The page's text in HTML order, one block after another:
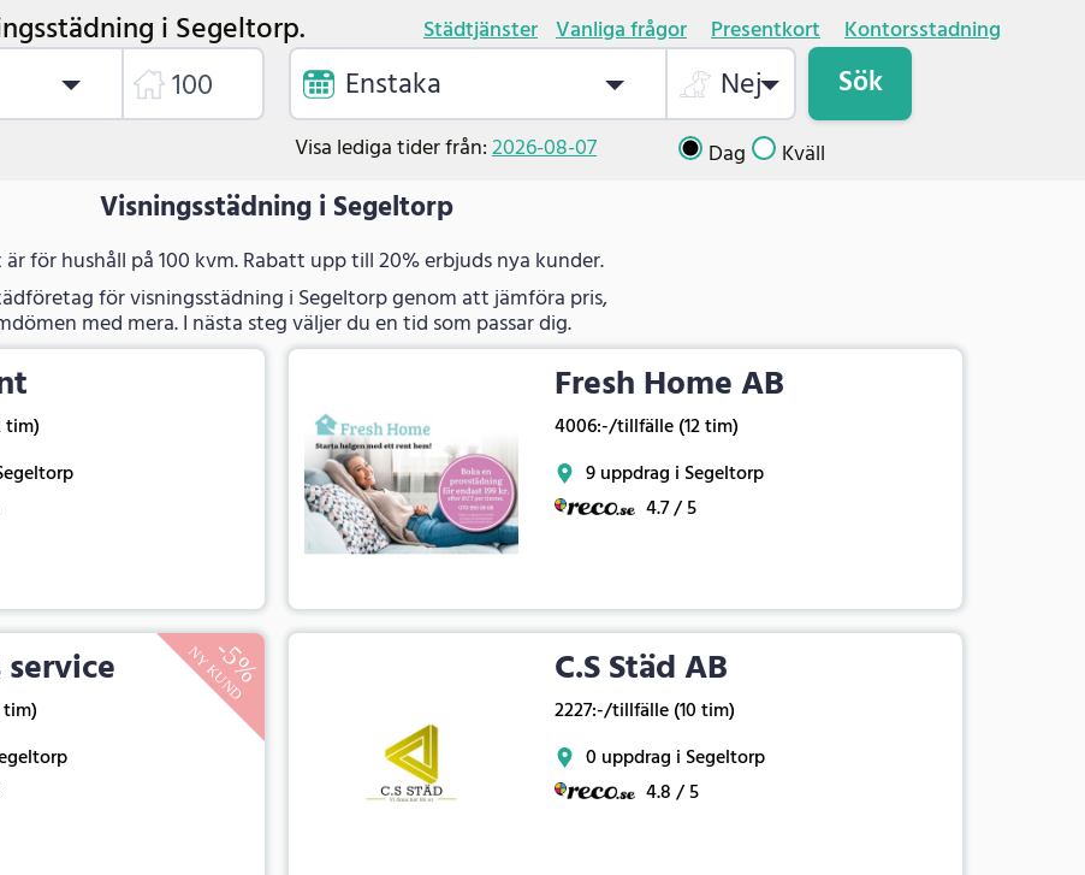
i Segeltorp. Städtjänster Vanliga frågor Presentkort Kontorsstadning
Enstaka Nej Sök
Visa lediga tider från:2026-08-07 Dag Kväll
Visningsstädning i Segeltorp
är för hushåll på 100 kvm. Rabatt upp till 20% erbjuds nya kunder.
för visningsstädning i Segeltorp genom att jämföra pris,
med mera. I nästa steg väljer du en tid som passar dig.
tim)
Fresh Home AB
4006:-/tillfälle (12 tim)
9 uppdrag i Segeltorp
4.7 / 5
C.S Städ AB
2227:-/tillfälle (10 tim)
0 uppdrag i Segeltorp
4.8 / 5